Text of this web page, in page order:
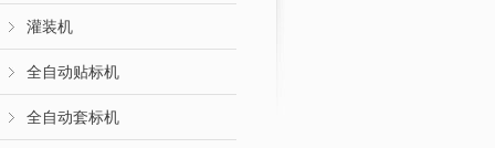
灌装机
全自动贴标机
全自动套标机